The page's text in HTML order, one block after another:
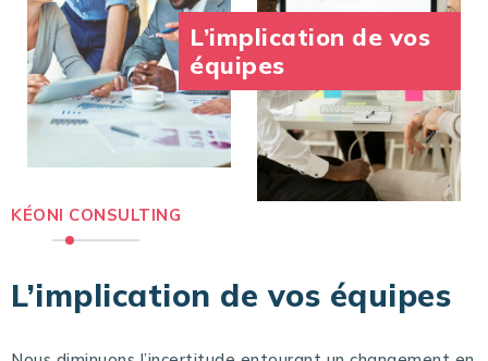
L’implication de vos
équipes
KÉONI CONSULTING
L’implication de vos équipes